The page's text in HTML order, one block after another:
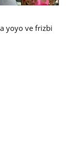
yoyo ve frizbi